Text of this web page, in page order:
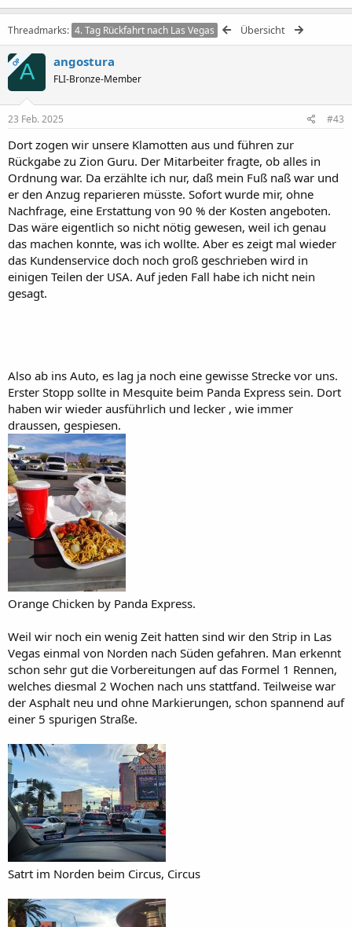
Threadmarks 4. Tag Rückfahrt nach Las Vegas Übersicht
OPA angostura
FLI-Bronze-Member
23 Feb. 2025 #43
Dort zogen wir unsere Klamotten aus und führen zur
Rückgabe zu Zion Guru. Der Mitarbeiter fragte, ob alles in
Ordnung war. Da erzählte ich nur, daß mein Fuß naß war und
er den Anzug reparieren müsste. Sofort wurde mir, ohne
Nachfrage, eine Erstattung von 90 % der Kosten angeboten.
Das wäre eigentlich so nicht nötig gewesen, weil ich genau
das machen konnte, was ich wollte. Aber es zeigt mal wieder
das Kundenservice doch noch groß geschrieben wird in
einigen Teilen der USA. Auf jeden Fall habe ich nicht nein
gesagt.
Also ab ins Auto, es lag ja noch eine gewisse Strecke vor uns.
Erster Stopp sollte in Mesquite beim Panda Express sein. Dort
haben wir wieder ausführlich und lecker , wie immer
draussen, gespiesen.
Orange Chicken by Panda Express.
Weil wir noch ein wenig Zeit hatten sind wir den Strip in Las
Vegas einmal von Norden nach Süden gefahren. Man erkennt
schon sehr gut die Vorbereitungen auf das Formel 1 Rennen,
welches diesmal 2 Wochen nach uns stattfand. Teilweise war
der Asphalt neu und ohne Markierungen, schon spannend auf
einer 5 spurigen Straße.
Satrt im Norden beim Circus, Circus